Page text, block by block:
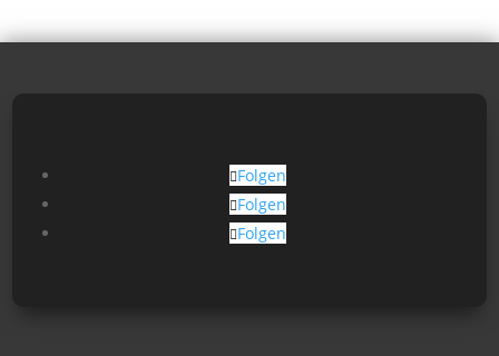
Folgen
Folgen
Folgen